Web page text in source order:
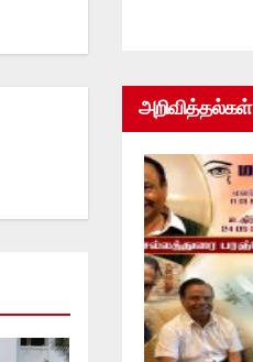
அறிவித்தல்கள்